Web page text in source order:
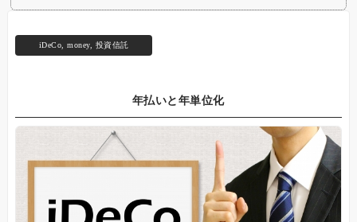
iDeCo ,money, 投資信託
年払いと年単位化